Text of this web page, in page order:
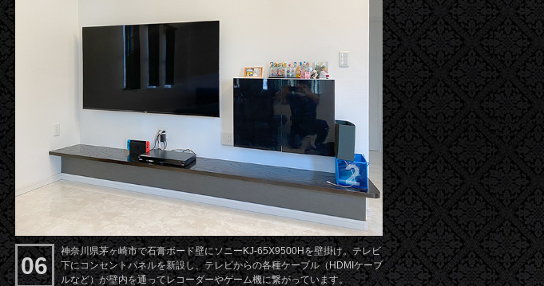
06
神奈川県茅ヶ崎市で石膏ボード壁にソニーKJ-65X9500Hを壁掛け。テレビ
下にコンセントパネルを新設し、テレビからの各種ケーブル（HDMIケーブ
ルなど）が壁内を通ってレコーダーやゲーム機に繋がっています。